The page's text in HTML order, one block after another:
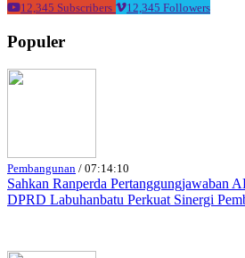
12,345 Subscribers
12,345 Followers
Populer
Pembangunan / 07:14:10
Sahkan Ranperda Pertanggungjawaban
DPRD Labuhanbatu Perkuat Sinergi